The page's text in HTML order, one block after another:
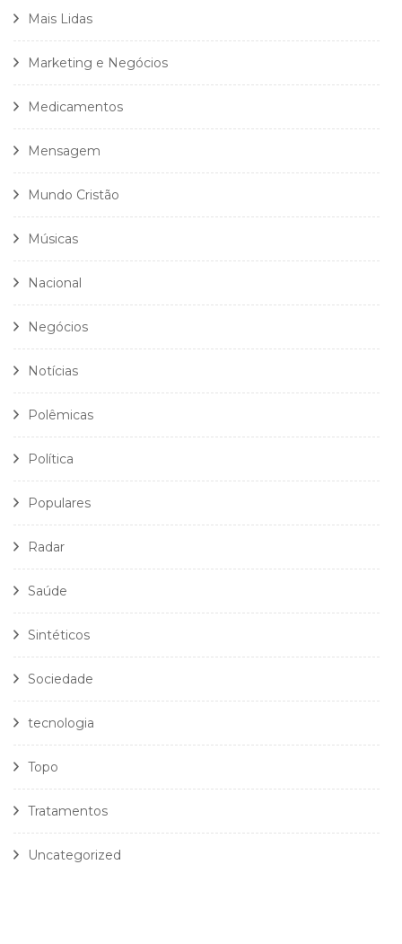
Mais Lidas
Marketing e Negócios
Medicamentos
Mensagem
Mundo Cristão
Músicas
Nacional
Negócios
Notícias
Polêmicas
Política
Populares
Radar
Saúde
Sintéticos
Sociedade
tecnologia
Topo
Tratamentos
Uncategorized